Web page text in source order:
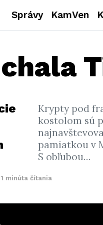
Správy KamVen
Krypty pod
kostolom sú
pamiatkou v
S obľubou…
1 minúta čítania